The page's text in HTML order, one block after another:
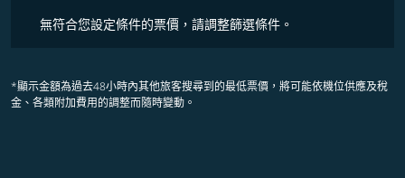
無符合您設定條件的票價，請調整篩選條件。
*顯示金額為過去48小時內其他旅客搜尋到的最低票價，將可能依機位供應及稅
金、各類附加費用的調整而隨時變動。